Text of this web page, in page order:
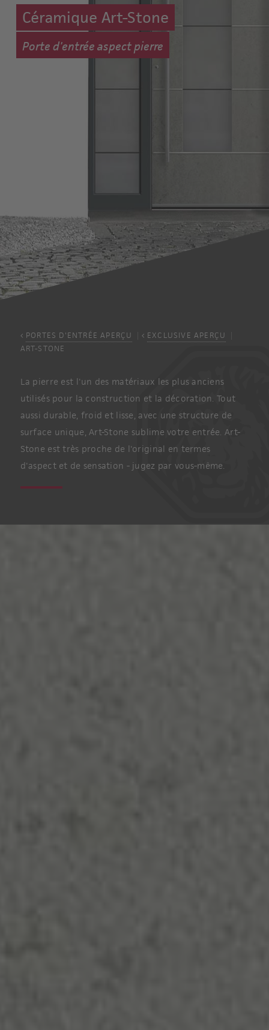
Céramique Art-Stone
Porte d'entrée aspect pierre
PORTES D'ENTRÉE APERÇU
EXCLUSIVE APERÇU
ART-STONE
La pierre est l'un des matériaux les plus anciens
utilisés pour la construction et la décoration. Tout
aussi durable, froid et lisse, avec une structure de
surface unique, Art-Stone sublime votre entrée. Art-
Stone est très proche de l'original en termes
d'aspect et de sensation - jugez par vous-même.